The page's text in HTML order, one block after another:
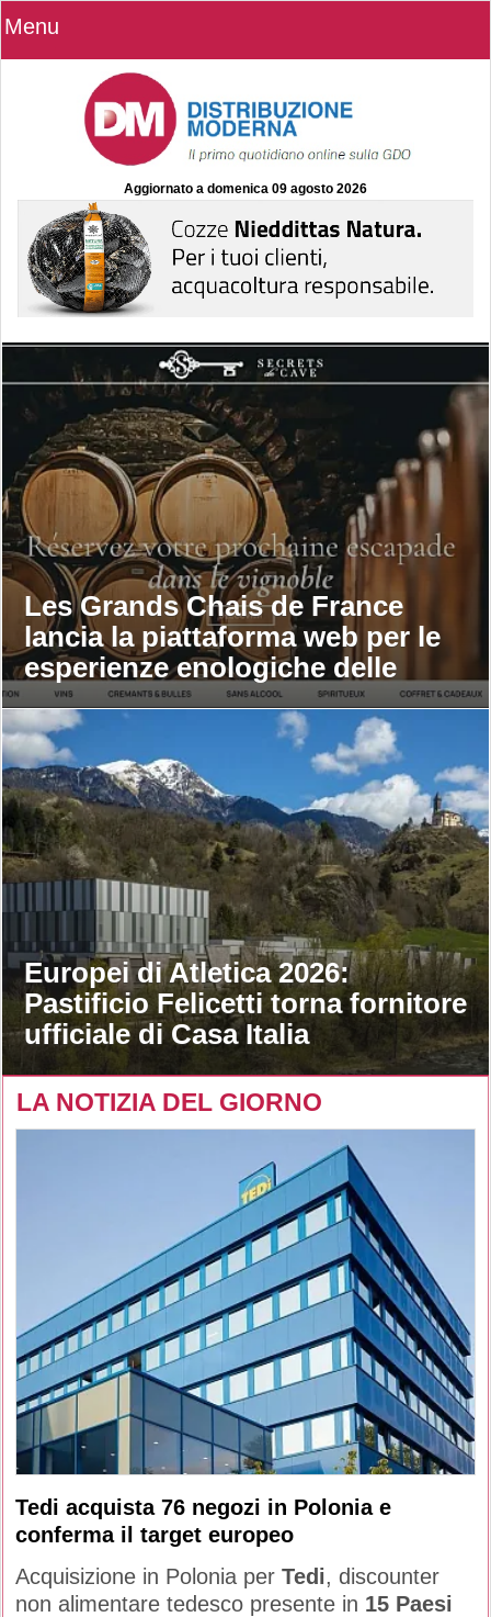
Menu
Aggiornato a domenica 09 agosto 2026
Les Grands Chais de France
lancia la piattaforma web per le
esperienze enologiche delle
maison
Europei di Atletica 2026:
Pastificio Felicetti torna fornitore
ufficiale di Casa Italia
LA NOTIZIA DEL GIORNO
Tedi acquista 76 negozi in Polonia e
conferma il target europeo
Acquisizione in Polonia per Tedi, discounter
non alimentare tedesco presente in 15 Paesi